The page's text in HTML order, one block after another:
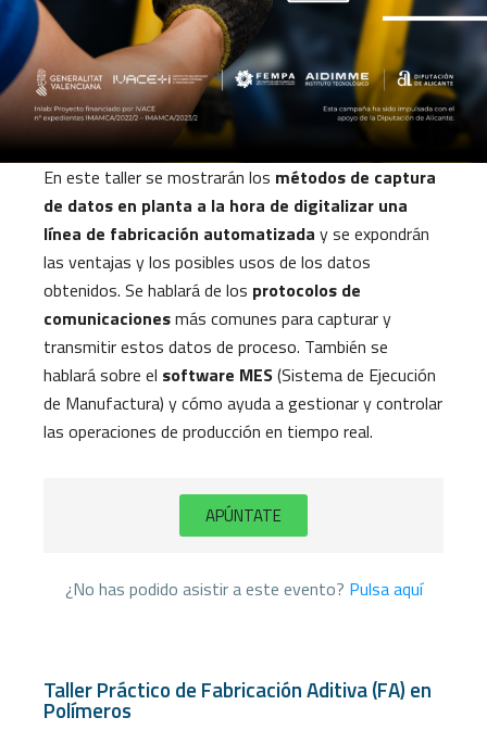
En este taller se mostrarán los métodos de captura
de datos en planta a la hora de digitalizar una
línea de fabricación automatizada y se expondrán
las ventajas y los posibles usos de los datos
obtenidos. Se hablará de los protocolos de
comunicacionesmás comunes para capturar y
transmitir estos datos de proceso. También se
hablará sobre el software MES(Sistema de Ejecución
de Manufactura) y cómo ayuda a gestionar y controlar
las operaciones de producción en tiempo real.
APÚNTATE
¿No has podido asistir a este evento? Pulsa aquí
Taller Práctico de Fabricación Aditiva (FA) en
Polímeros